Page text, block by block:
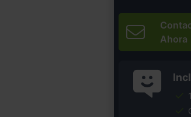
Ahora